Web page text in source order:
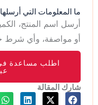
ما المعلومات التي
أرسل اسم المنتج،
أو مواصفة، وأي شرط
اطلب مساعدة في
شارك المقالة